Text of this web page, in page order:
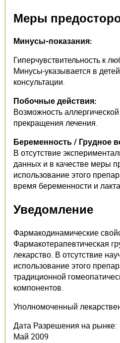
Меры
Минусы-показания:
Гиперчувствительность к
Минусы-указывается в
консультации.
Побочные действия:
Возможность
прекращения лечения.
Беременность / Грудное
В отсутствие
данных и в качестве меры
использование этого
время беременности и
Уведомление
Фармакодинамические
Фармакотерапевтическая
лекарство. В отсутствие
использование этого
традиционной
компонентов.
Уполномоченный
Дата Разрешения на рынке:
Май 2009